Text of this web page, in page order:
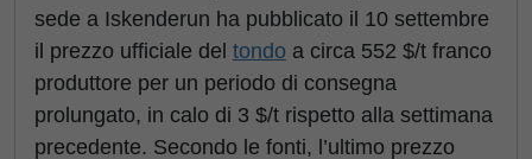
sede a Iskenderun ha pubblicato il 10 settembre
il prezzo ufficiale del tondo a circa 552 $/t franco
produttore per un periodo di consegna
prolungato, in calo di 3 $/t rispetto alla settimana
precedente. Secondo le fonti, l’ultimo prezzo